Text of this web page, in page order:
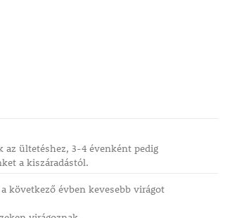
ültetéshez, 3-4 évenként pedig
a kiszáradástól.
következő évben kevesebb virágot